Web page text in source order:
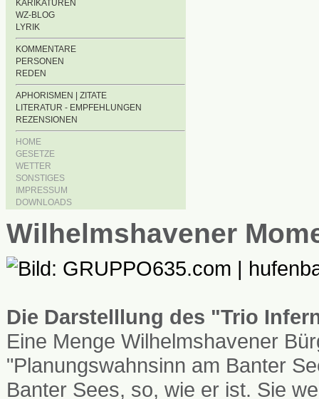
KARIKATUREN
WZ-BLOG
LYRIK
KOMMENTARE
PERSONEN
REDEN
APHORISMEN | ZITATE
LITERATUR - EMPFEHLUNGEN
REZENSIONEN
HOME
GESETZE
WETTER
SONSTIGES
IMPRESSUM
DOWNLOADS
Wilhelmshavener
Die Darstelllung des "Trio
Eine Menge Wilhelmshavener
"Planungswahnsinn am Banter
Banter Sees, so, wie er ist. Sie